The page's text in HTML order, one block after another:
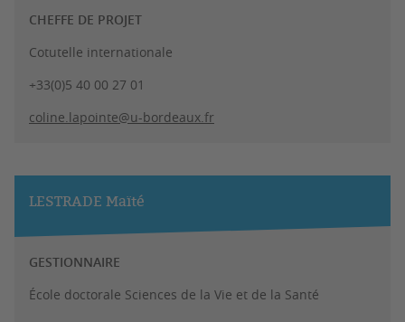
CHEFFE DE PROJET
Cotutelle internationale
+33(0)5 40 00 27 01
coline.lapointe@u-bordeaux.fr
LESTRADE Maïté
GESTIONNAIRE
École doctorale Sciences de la Vie et de la Santé